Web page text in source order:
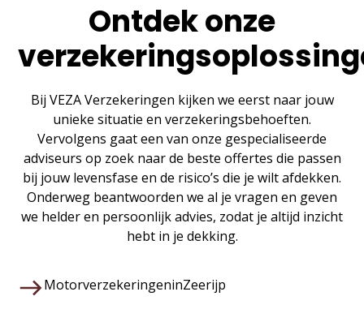
Ontdek onze
Bij VEZA Verzekeringen kijken we eerst naar jouw
unieke situatie en verzekeringsbehoeften.
Vervolgens gaat een van onze gespecialiseerde
adviseurs op zoek naar de beste offertes die passen
bij jouw levensfase en de risico’s die je wilt afdekken.
Onderweg beantwoorden we al je vragen en geven
we helder en persoonlijk advies, zodat je altijd inzicht
hebt in je dekking.
MotorverzekeringeninZeerijp